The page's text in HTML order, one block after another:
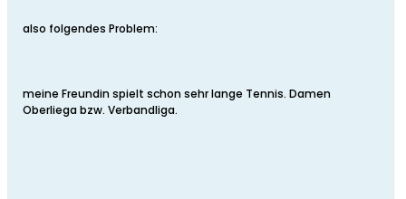
also folgendes Problem:
meine Freundin spielt schon sehr lange Tennis. Damen
Oberliega bzw. Verbandliga.